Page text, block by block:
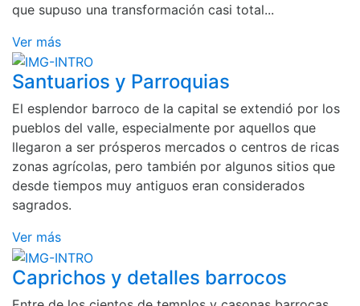
que supuso una transformación casi total...
Ver más
Santuarios y Parroquias
El esplendor barroco de la capital se extendió por los
pueblos del valle, especialmente por aquellos que
llegaron a ser prósperos mercados o centros de ricas
zonas agrícolas, pero también por algunos sitios que
desde tiempos muy antiguos eran considerados
sagrados.
Ver más
Caprichos y detalles barrocos